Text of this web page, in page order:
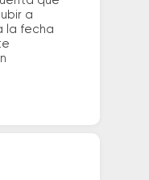
a
la fecha